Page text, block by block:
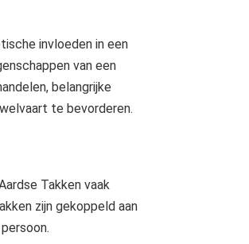
invloeden in een
van een
belangrijke
te bevorderen.
Takken vaak
zijn gekoppeld aan